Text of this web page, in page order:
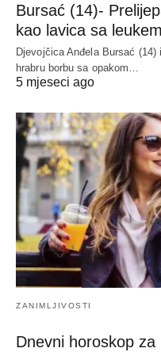
Bursać (14)-
kao lavica sa
Djevojčica Anđela Bursać
hrabru borbu sa opakom…
5 mjeseci ago
ZANIMLJIVOSTI
Dnevni horoskop